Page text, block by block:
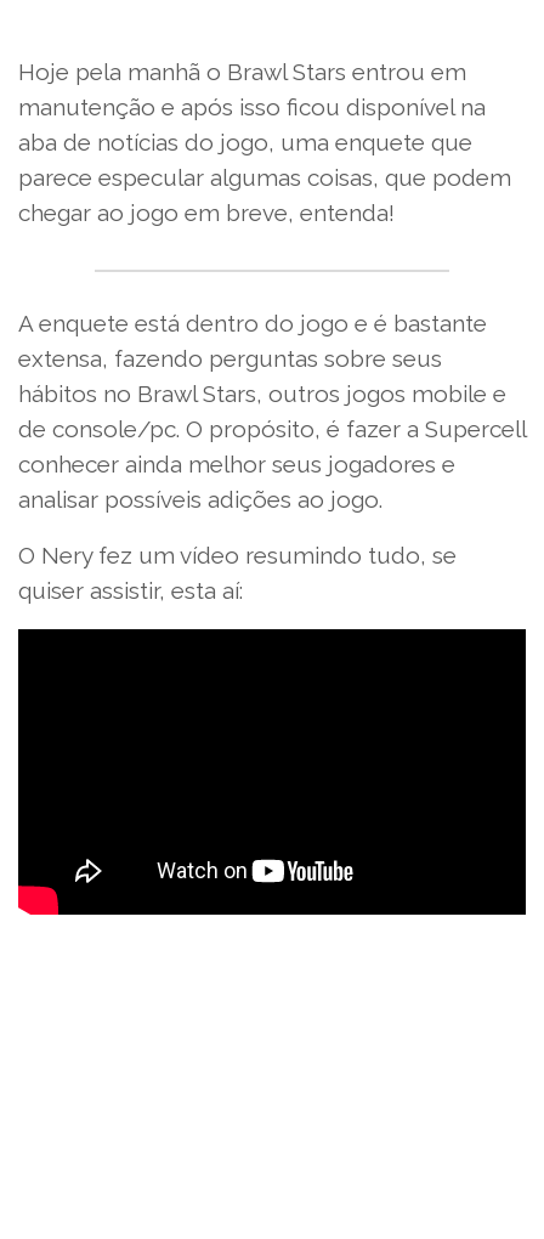
Hoje pela manhã o Brawl Stars entrou em
manutenção e após isso ficou disponível na
aba de notícias do jogo, uma enquete que
parece especular algumas coisas, que podem
chegar ao jogo em breve, entenda!
A enquete está dentro do jogo e é bastante
extensa, fazendo perguntas sobre seus
hábitos no Brawl Stars, outros jogos mobile e
de console/pc. O propósito, é fazer a Supercell
conhecer ainda melhor seus jogadores e
analisar possíveis adições ao jogo.
O Nery fez um vídeo resumindo tudo, se
quiser assistir, esta aí: